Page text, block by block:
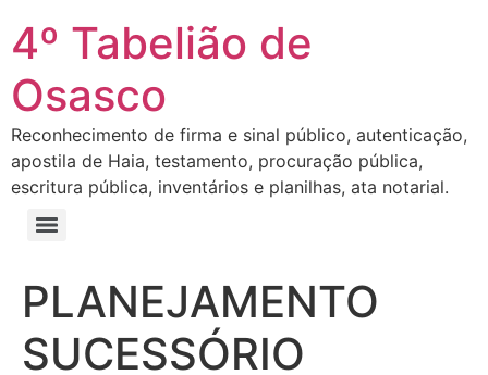
4º Tabelião de
Osasco
Reconhecimento de firma e sinal público, autenticação,
apostila de Haia, testamento, procuração pública,
escritura pública, inventários e planilhas, ata notarial.
PLANEJAMENTO
SUCESSÓRIO